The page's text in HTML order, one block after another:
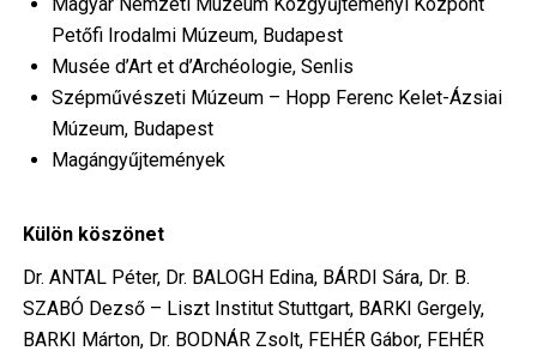
Petőfi Irodalmi Múzeum, Budapest
Musée d’Art et d’Archéologie, Senlis
Szépművészeti Múzeum – Hopp Ferenc Kelet-Ázsiai
Múzeum, Budapest
Magángyűjtemények
Külön köszönet
Dr. ANTAL Péter, Dr. BALOGH Edina, BÁRDI Sára, Dr. B.
SZABÓ Dezső – Liszt Institut Stuttgart, BARKI Gergely,
BARKI Márton, Dr. BODNÁR Zsolt, FEHÉR Gábor, FEHÉR